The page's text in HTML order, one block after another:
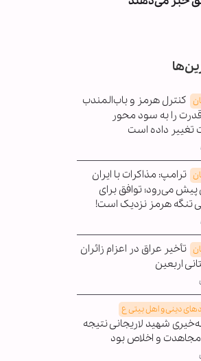
کنترل هرمز و باب‌المندب
را به سود محور
تغییر داده است
ترامپ: مذاکرات با ایران
می‌رود؛ توافق برای
تنگه هرمز نزدیک است!
تأخیر عراق در اعزام زائران
اربعین
دینی و اهل بیتی ع
شهید لاریجانی نتیجه
و اخلاص بود